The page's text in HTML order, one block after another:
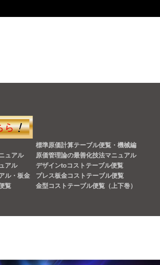
標準原価計算テーブル便覧・機械編
ュアル
原価管理論の最善化技法マニュアル
アル
デザインtoコストテーブル便覧
ル・板金
プレス板金コストテーブル便覧
覧
金型コストテーブル便覧（上下巻）